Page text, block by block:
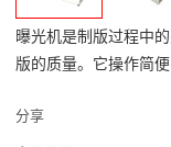
曝光机是制版过程中
版的质量。它操作简便
分享